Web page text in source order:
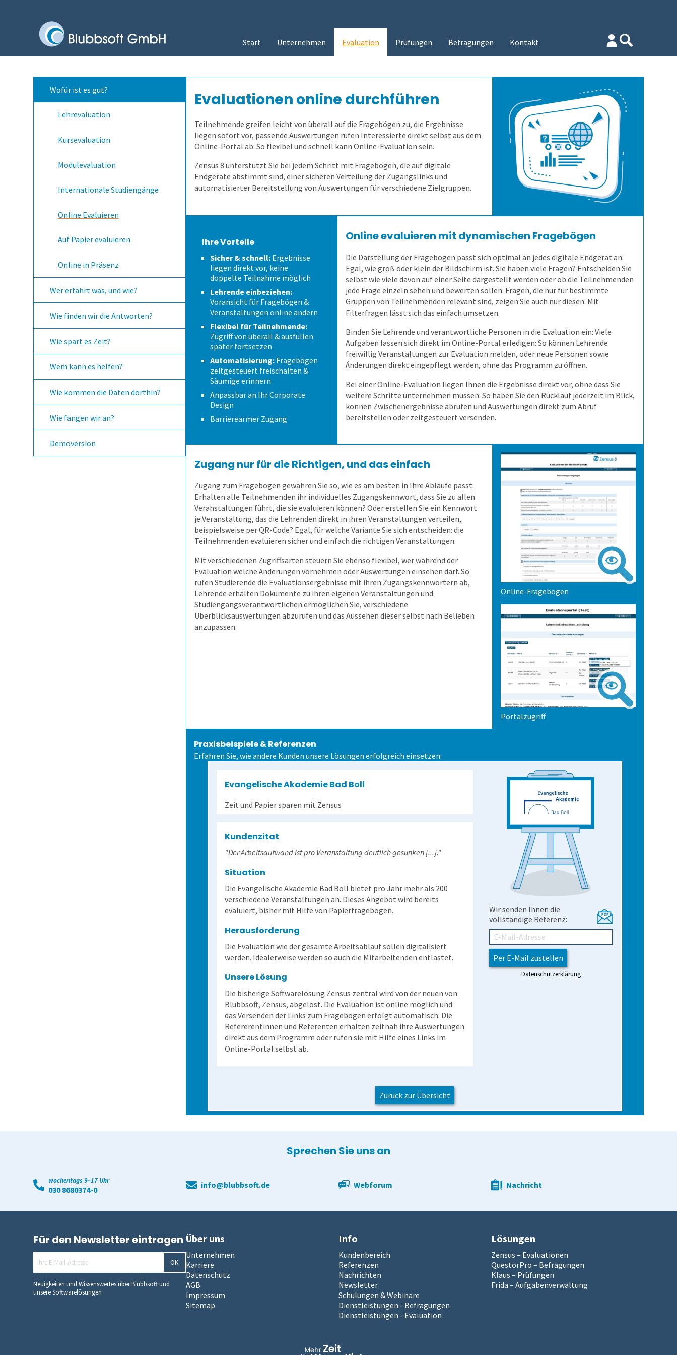
Start Unternehmen Evaluation Prüfungen Befragungen Kontakt
Wofür ist es gut?
Lehrevaluation
Kursevaluation
Modulevaluation
Internationale Studiengänge
Online Evaluieren
Auf Papier evaluieren
Online in Präsenz
Wer erfährt was, und wie?
Wie finden wir die Antworten?
Wie spart es Zeit?
Wem kann es helfen?
Wie kommen die Daten dorthin?
Wie fangen wir an?
Demoversion
Evaluationen online durchführen
Teilnehmende greifen leicht von überall auf die Fragebögen zu, die Ergebnisse
liegen sofort vor, passende Auswertungen rufen Interessierte direkt selbst aus dem
Online-Portal ab: So flexibel und schnell kann Online-Evaluation sein.
Zensus 8 unterstützt Sie bei jedem Schritt mit Fragebögen, die auf digitale
Endgeräte abstimmt sind, einer sicheren Verteilung der Zugangslinks und
automatisierter Bereitstellung von Auswertungen für verschiedene Zielgruppen.
Ihre Vorteile
Sicher & schnell:Ergebnisse
liegen direkt vor, keine
doppelte Teilnahme möglich
Lehrende einbeziehen:
Voransicht für Fragebögen &
Veranstaltungen online ändern
Flexibel für Teilnehmende:
Zugriff von überall & ausfüllen
später fortsetzen
Automatisierung:Fragebögen
zeitgesteuert freischalten &
Säumige erinnern
Anpassbar an Ihr Corporate
Design
Barrierearmer Zugang
Online evaluieren mit dynamischen Fragebögen
Die Darstellung der Fragebögen passt sich optimal an jedes digitale Endgerät an:
Egal, wie groß oder klein der Bildschirm ist. Sie haben viele Fragen? Entscheiden Sie
selbst wie viele davon auf einer Seite dargestellt werden oder ob die Teilnehmenden
jede Frage einzeln sehen und bewerten sollen. Fragen, die nur für bestimmte
Gruppen von Teilnehmenden relevant sind, zeigen Sie auch nur diesen: Mit
Filterfragen lässt sich das einfach umsetzen.
Binden Sie Lehrende und verantwortliche Personen in die Evaluation ein: Viele
Aufgaben lassen sich direkt im Online-Portal erledigen: So können Lehrende
freiwillig Veranstaltungen zur Evaluation melden, oder neue Personen sowie
Änderungen direkt eingepflegt werden, ohne das Programm zu öffnen.
Bei einer Online-Evaluation liegen Ihnen die Ergebnisse direkt vor, ohne dass Sie
weitere Schritte unternehmen müssen: So haben Sie den Rücklauf jederzeit im Blick,
können Zwischenergebnisse abrufen und Auswertungen direkt zum Abruf
bereitstellen oder zeitgesteuert versenden.
Zugang nur für die Richtigen, und das einfach
Zugang zum Fragebogen gewähren Sie so, wie es am besten in Ihre Abläufe passt:
Erhalten alle Teilnehmenden ihr individuelles Zugangskennwort, dass Sie zu allen
Veranstaltungen führt, die sie evaluieren können? Oder erstellen Sie ein Kennwort
je Veranstaltung, das die Lehrenden direkt in ihren Veranstaltungen verteilen,
beispielsweise per QR-Code? Egal, für welche Variante Sie sich entscheiden: die
Teilnehmenden evaluieren sicher und einfach die richtigen Veranstaltungen.
Mit verschiedenen Zugriffsarten steuern Sie ebenso flexibel, wer während der
Evaluation welche Änderungen vornehmen oder Auswertungen einsehen darf. So
rufen Studierende die Evaluationsergebnisse mit ihren Zugangskennwörtern ab,
Lehrende erhalten Dokumente zu ihren eigenen Veranstaltungen und
Studiengangsverantwortlichen ermöglichen Sie, verschiedene
Überblicksauswertungen abzurufen und das Aussehen dieser selbst nach Belieben
anzupassen.
Online-Fragebogen
Portalzugriff
Praxisbeispiele & Referenzen
Erfahren Sie, wie andere Kunden unsere Lösungen erfolgreich einsetzen:
Evangelische Akademie Bad Boll
Zeit und Papier sparen mit Zensus
Kundenzitat
"Der Arbeitsaufwand ist pro Veranstaltung deutlich gesunken [...]."
Situation
Die Evangelische Akademie Bad Boll bietet pro Jahr mehr als 200
verschiedene Veranstaltungen an. Dieses Angebot wird bereits
evaluiert, bisher mit Hilfe von Papierfragebögen.
Herausforderung
Die Evaluation wie der gesamte Arbeitsablauf sollen digitalisiert
werden. Idealerweise werden so auch die Mitarbeitenden entlastet.
Unsere Lösung
Die bisherige Softwarelösung Zensus zentral wird von der neuen von
Blubbsoft, Zensus, abgelöst. Die Evaluation ist online möglich und
das Versenden der Links zum Fragebogen erfolgt automatisch. Die
Refererentinnen und Referenten erhalten zeitnah ihre Auswertungen
direkt aus dem Programm oder rufen sie mit Hilfe eines Links im
Online-Portal selbst ab.
Wir senden Ihnen die
vollständige Referenz:
Datenschutzerklärung
Zurück zur Übersicht
Sprechen Sie uns an
wochentags 9–17 Uhr
030 8680374-0 info@blubbsoft.de Webforum Nachricht
Für den Newsletter eintragen
OK
Neuigkeiten und Wissenswertes über Blubbsoft und
unsere Softwarelösungen
Über uns
Unternehmen
Karriere
Datenschutz
AGB
Impressum
Sitemap
Info
Kundenbereich
Referenzen
Nachrichten
Newsletter
Schulungen & Webinare
Dienstleistungen - Befragungen
Dienstleistungen - Evaluation
Lösungen
Zensus – Evaluationen
QuestorPro – Befragungen
Klaus – Prüfungen
Frida – Aufgabenverwaltung